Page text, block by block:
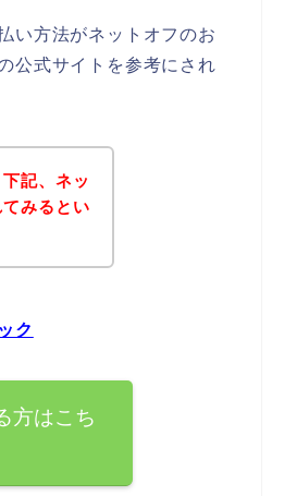
い方法がネットオフのお
公式サイトを参考にされ
記、ネッ
みるとい
ク
方はこち